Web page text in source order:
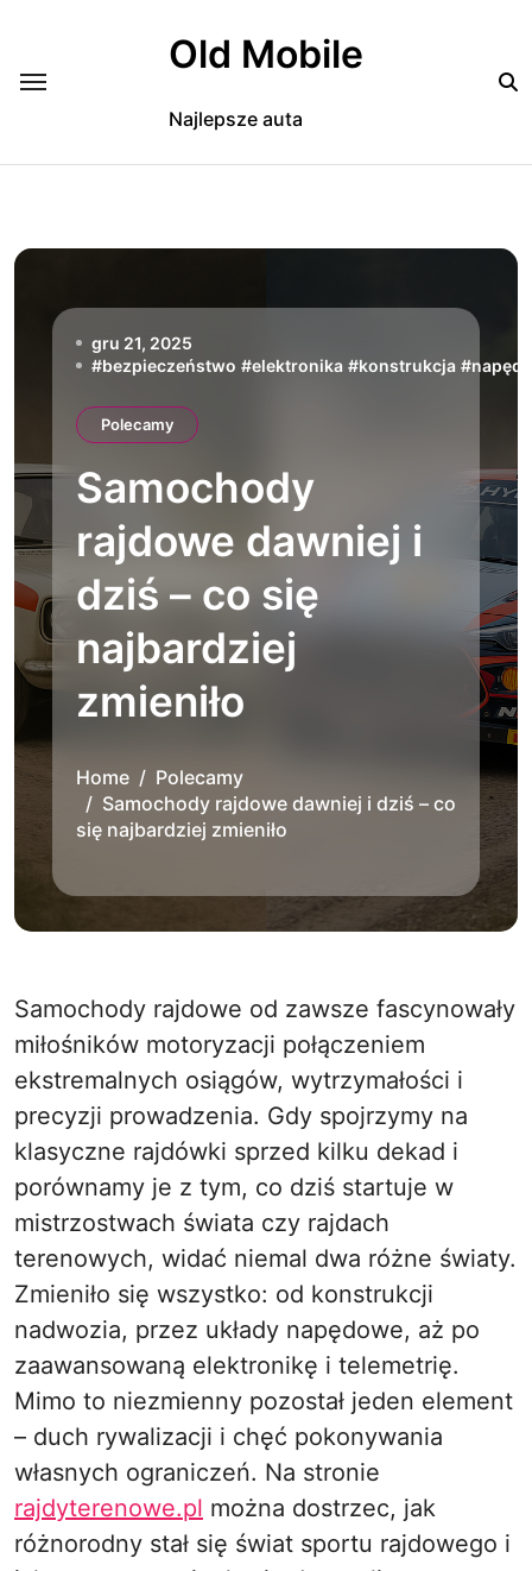
Old Mobile
Najlepsze auta
gru 21, 2025
#bezpieczeństwo #elektronika #konstrukcja #napęd
Polecamy
Samochody
rajdowe dawniej i
dziś – co się
najbardziej
zmieniło
Home
Polecamy
Samochody rajdowe dawniej i dziś – co
się najbardziej zmieniło
Samochody rajdowe od zawsze fascynowały
miłośników motoryzacji połączeniem
ekstremalnych osiągów, wytrzymałości i
precyzji prowadzenia. Gdy spojrzymy na
klasyczne rajdówki sprzed kilku dekad i
porównamy je z tym, co dziś startuje w
mistrzostwach świata czy rajdach
terenowych, widać niemal dwa różne światy.
Zmieniło się wszystko: od konstrukcji
nadwozia, przez układy napędowe, aż po
zaawansowaną elektronikę i telemetrię.
Mimo to niezmienny pozostał jeden element
– duch rywalizacji i chęć pokonywania
własnych ograniczeń. Na stronie
rajdyterenowe.pl można dostrzec, jak
różnorodny stał się świat sportu rajdowego i